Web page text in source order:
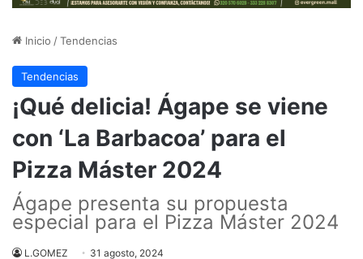
Inicio /Tendencias
Tendencias
¡Qué delicia! Ágape se viene
con ‘La Barbacoa’ para el
Pizza Máster 2024
Ágape presenta su propuesta
especial para el Pizza Máster 2024
L.GOMEZ 31 agosto, 2024